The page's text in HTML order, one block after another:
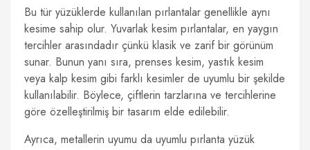
Bu tür yüzüklerde kullanılan pırlantalar genellikle aynı
kesime sahip olur. Yuvarlak kesim pırlantalar, en yaygın
tercihler arasındadır çünkü klasik ve zarif bir görünüm
sunar. Bunun yanı sıra, prenses kesim, yastık kesim
veya kalp kesim gibi farklı kesimler de uyumlu bir şekilde
kullanılabilir. Böylece, çiftlerin tarzlarına ve tercihlerine
göre özelleştirilmiş bir tasarım elde edilebilir.
Ayrıca, metallerin uyumu da uyumlu pırlanta yüzük